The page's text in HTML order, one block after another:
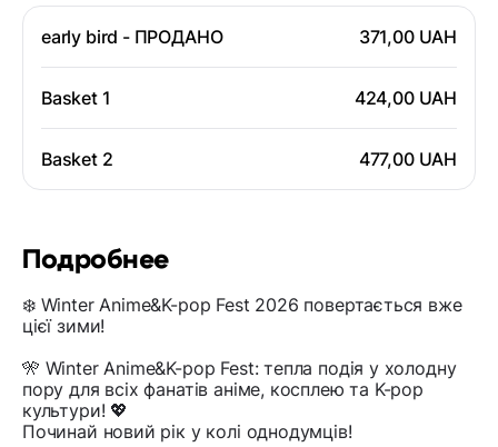
early bird - ПРОДАНО 371,00 UAH
Basket 1 424,00 UAH
Basket 2 477,00 UAH
Подробнее
❄️ Winter Anime&K-pop Fest 2026 повертається вже
цієї зими!
🎌 Winter Anime&K-pop Fest: тепла подія у холодну
пору для всіх фанатів аніме, косплею та K-pop
культури! 💖
Починай новий рік у колі однодумців!